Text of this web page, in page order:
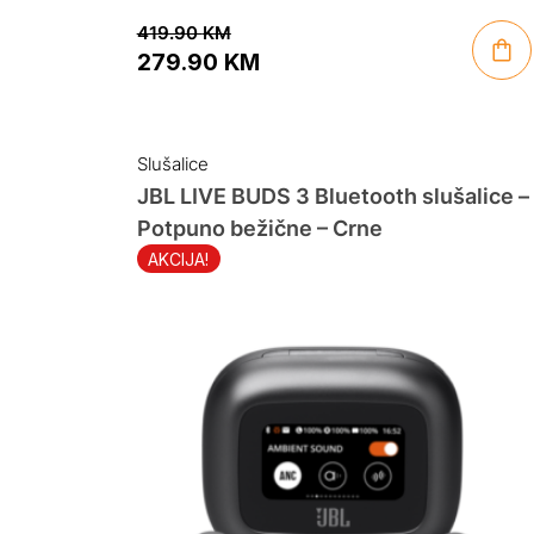
419.90KM
was:
419.90 KM.
279.90 KM
is:
279.90 KM.
Slušalice
AKCIJA!
JBL LIVE BUDS 3 Bluetooth slušalice –
Potpuno bežične – Crne